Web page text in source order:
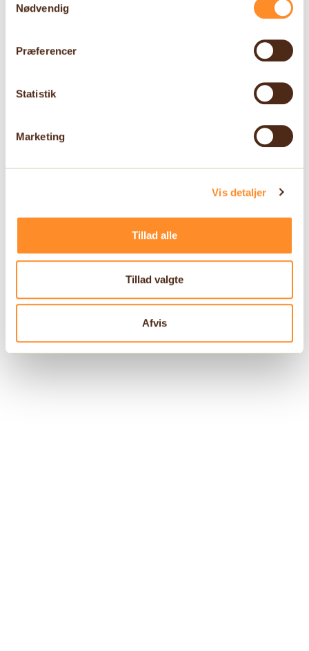
Nødvendig
Præferencer
Statistik
Marketing
Vis detaljer
Tillad alle
Tillad valgte
Afvis